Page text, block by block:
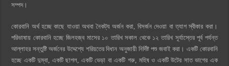
সম্পদ।
কোরবানি অর্থ হচ্ছে কাছে যাওয়া অথবা নৈকট্য অর্জন করা, বিসর্জন দেওয়া বা ত্যাগ স্বীকার করা।
পরিভাষায় কোরবানি হচ্ছে জিলহজ্ব মাসের ১০ তারিখ সকাল থেকে ১২ তারিখ সূর্যাস্তের পূর্ব পর্যন্ত
আল্লাহর সন্তুষ্টি অর্জনের উদ্দেশ্যে শরিয়তের বিধান অনুজায়ী নির্দিষ্ট পশু জবাই করা। একটি কোরবানি
হচ্ছে একটি দুম্বা, একটি ছাগল, একটি ভেড়া বা একটি গরু, মহিষ ও একটি উটের সাত ভাগের এক